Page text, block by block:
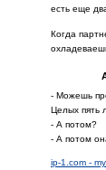
есть еще
Когда
- Можешь
Целых пять
- А потом?
- А потом
ip-1.com -